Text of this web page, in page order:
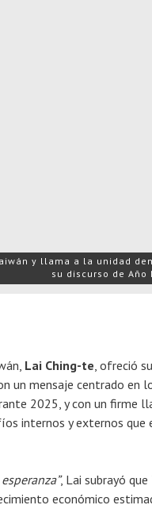
y llama a la unidad
su discurso de Año
Lai Ching-te, ofreció
un mensaje centrado en
2025, y con un firme
internos y externos que
, Lai subrayó que
económico